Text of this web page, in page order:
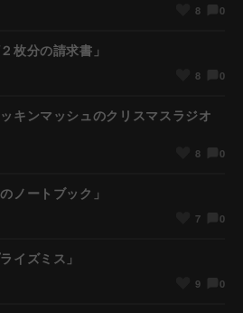
8 0
枚分の請求書」
8 0
キンマッシュのクリスマスラジオ
8 0
ノートブック」
7 0
イズミス」
9 0